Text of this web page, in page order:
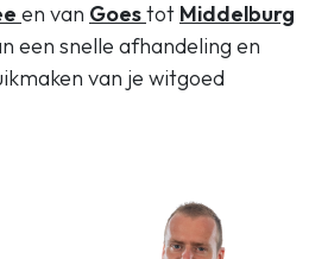
en van Goestot Middelburg
een snelle afhandeling en
van je witgoed